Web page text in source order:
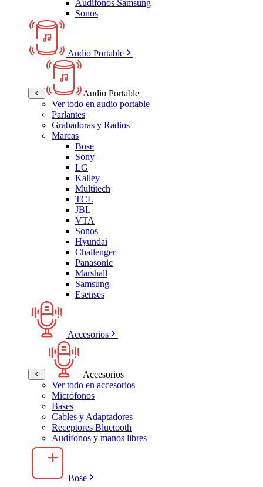
Audífonos Samsung
Sonos
Audio Portable
Audio Portable
Ver todo en audio portable
Parlantes
Grabadoras y Radios
Marcas
Bose
Sony
LG
Kalley
Multitech
TCL
JBL
VTA
Sonos
Hyundai
Challenger
Panasonic
Marshall
Samsung
Esenses
Accesorios
Accesorios
Ver todo en accesorios
Micrófonos
Bases
Cables y Adaptadores
Receptores Bluetooth
Audífonos y manos libres
Bose